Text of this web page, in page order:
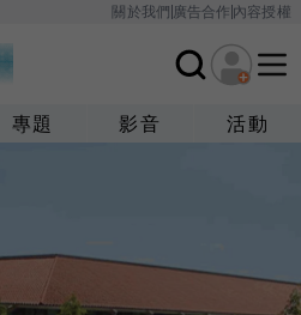
關於我們廣告合作內容授權
專題 影音 活動